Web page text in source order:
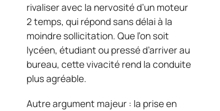
rivaliser avec la nervosité d’un moteur
2 temps, qui répond sans délai à la
moindre sollicitation. Que l’on soit
lycéen, étudiant ou pressé d’arriver au
bureau, cette vivacité rend la conduite
plus agréable.
Autre argument majeur : la prise en